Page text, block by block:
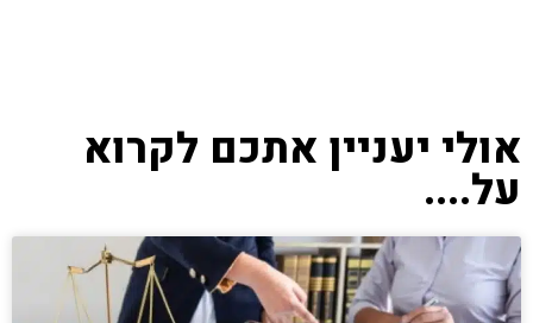
אולי יעניין אתכם לקרוא
על....